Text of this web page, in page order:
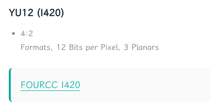
YU12 (I420)
4:2
Formats, 12 Bits per Pixel, 3 Planars
FOURCC I420